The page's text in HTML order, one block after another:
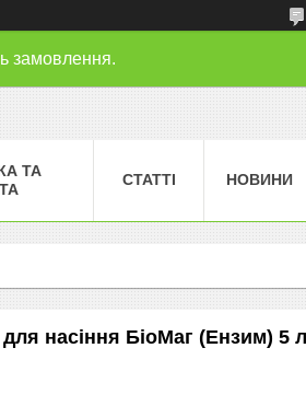
замовлення.
ТА
СТАТТІ НОВИНИ
насіння БіоМаг (Ензим) 5